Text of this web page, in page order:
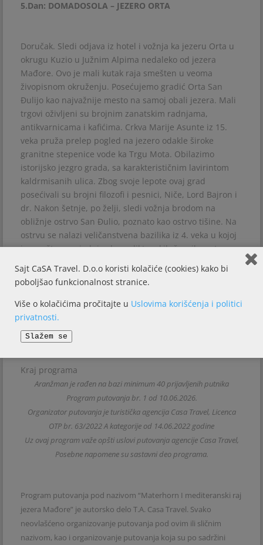
5.Dan: DOMADOSOLA – JEZERO ORTA
Doručak. Sledi odjava iz hotel i vožnja ka jezeru Orta u
okrugu Kuzio u Južnim Alpima nedaleko od jezera
Mađore. Ovo je mali kutak raja smešten u veoma
živopisnom okruženju. Posećujemo gradić Orta San
Đulijo kao najvažnije mesto na samoj obali jezera. Mali
trgovi oživljeni su brojnim zanatskim radnjama,
antikvarnicama i kafićima. Crkva Marije Asunte iz 15.
veka pruža prelep pogled na jezero odakle široke
granitne stepenice vode ka Trgu Mota. Obilazimo
istorijsko jezgro grada, sa karakterističnim lavirintom
kaldrmisanih ulica. Zbog svoje lepote ovaj grad
posećivali su brojni filozofi i pesnici, Niče, Lord Bajron i
dr. Nakon šetnje, po želji, sledi vožnja brodom na
obližnje ostrvo San Đulio, poznato kao ostrvo tišine. Na
ostrvu se nalazi veličanstvena bazilika iz 4. veka u kojoj
je smeštena zajednica benediktanskih časnih sestara
zatim odlazimo u šetnju ostrvom. Nakon slobodnog
vremena, oko 15h sledi polazak za Srbiju.
6.Dan: BEOGRAD – NOVI SAD
Kraj programa
Aranžman je rađen na bazi minimum 40 prijavljenih putnika
Program putovanja br. 1 od 10.06.2026.
Organizator putovanja je turistička agencija Casa Travel, Licenca
OTP br. 63/2022 A kategorije od 14.06.2022 godine
Uz ovaj program važe opšti uslovi putovanja agencije Casa Travel,
Posebne napomene su sastavni deo programa.
Program putovanja pod nazivom “Materhorn I mediteranski raj
jezera Mađore” je autorsko delo T.A. Casa Travel. Svako
neovlašćeno organizovanje putovanja pod ovim ili sličnim
nazivom, kao i organizovanje putovanja koja su po sadržini
Sajt CaSA Travel. D.o.o koristi kolačiće (cookies) kako bi
poboljšao funkcionalnost stranice.
Više o kolačićima pročitajte u Uslovima korišćenja i politici
privatnosti.
Slažem se